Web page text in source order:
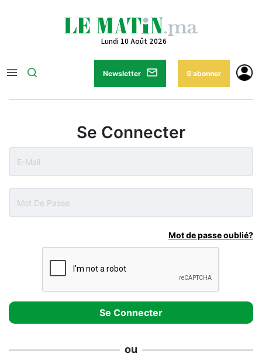
Lundi 10 Août 2026
Newsletter S'abonner
Se Connecter
Mot de passe oublié?
ou